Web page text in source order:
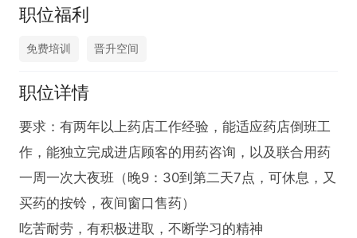
职位福利
免费培训 晋升空间
职位详情
要求：有两年以上药店工作经验，能适应药店倒班工
作，能独立完成进店顾客的用药咨询，以及联合用药
一周一次大夜班（晚9：30到第二天7点，可休息，又
买药的按铃，夜间窗口售药）
吃苦耐劳，有积极进取，不断学习的精神